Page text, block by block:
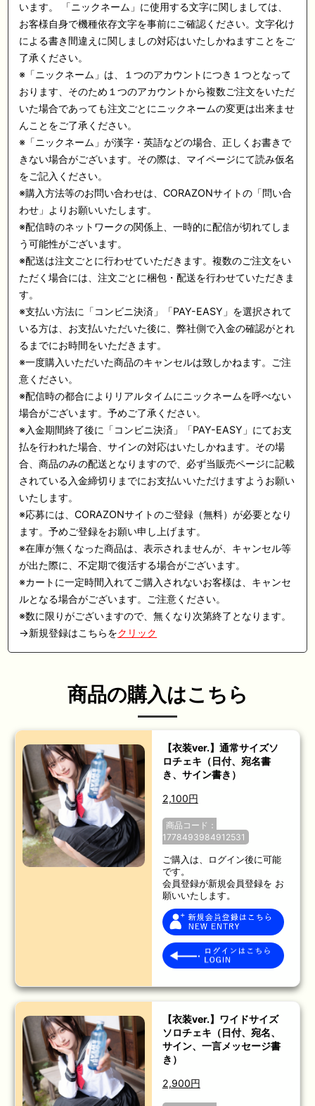
います。 「ニックネーム」に使用する文字に関しましては、
お客様自身で機種依存文字を事前にご確認ください。文字化け
による書き間違えに関しましの対応はいたしかねますことをご
了承ください。
※「ニックネーム」は、１つのアカウントにつき１つとなって
おります、そのため１つのアカウントから複数ご注文をいただ
いた場合であっても注文ごとにニックネームの変更は出来ませ
んことをご了承ください。
※「ニックネーム」が漢字・英語などの場合、正しくお書きで
きない場合がございます。その際は、マイページにて読み仮名
をご記入ください。
※購入方法等のお問い合わせは、CORAZONサイトの「問い合
わせ」よりお願いいたします。
※配信時のネットワークの関係上、一時的に配信が切れてしま
う可能性がございます。
※配送は注文ごとに行わせていただきます。複数のご注文をい
ただく場合には、注文ごとに梱包・配送を行わせていただきま
す。
※支払い方法に「コンビニ決済」「PAY-EASY」を選択されて
いる方は、お支払いただいた後に、弊社側で入金の確認がとれ
るまでにお時間をいただきます。
※一度購入いただいた商品のキャンセルは致しかねます。ご注
意ください。
※配信時の都合によりリアルタイムにニックネームを呼べない
場合がございます。予めご了承ください。
※入金期間終了後に「コンビニ決済」「PAY-EASY」にてお支
払を行われた場合、サインの対応はいたしかねます。その場
合、商品のみの配送となりますので、必ず当販売ページに記載
されている入金締切りまでにお支払いいただけますようお願い
いたします。
※応募には、CORAZONサイトのご登録（無料）が必要となり
ます。予めご登録をお願い申し上げます。
※在庫が無くなった商品は、表示されませんが、キャンセル等
が出た際に、不定期で復活する場合がございます。
※カートに一定時間入れてご購入されないお客様は、キャンセ
ルとなる場合がございます。ご注意ください。
※数に限りがございますので、無くなり次第終了となります。
→新規登録はこちらをクリック
商品の購入はこちら
【衣装ver.】通常サイズソ
ロチェキ（日付、宛名書
き、サイン書き）
2,100円
商品コード：
1778493984912531
ご購入は、ログイン後に可能
です。
会員登録が新規会員登録を お
願いいたします。
【衣装ver.】ワイドサイズ
ソロチェキ（日付、宛名、
サイン、一言メッセージ書
き）
2,900円